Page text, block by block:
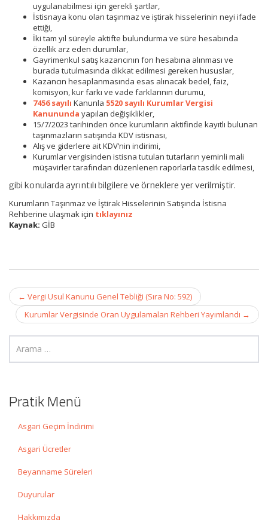
uygulanabilmesi için gerekli şartlar,
İstisnaya konu olan taşınmaz ve iştirak hisselerinin neyi ifade
ettiği,
İki tam yıl süreyle aktifte bulundurma ve süre hesabında
özellik arz eden durumlar,
Gayrimenkul satış kazancının fon hesabına alınması ve
burada tutulmasında dikkat edilmesi gereken hususlar,
Kazancın hesaplanmasında esas alınacak bedel, faiz,
komisyon, kur farkı ve vade farklarının durumu,
7456 sayılı Kanunla 5520 sayılı Kurumlar Vergisi
Kanununda yapılan değişiklikler,
15/7/2023 tarihinden önce kurumların aktifinde kayıtlı bulunan
taşınmazların satışında KDV istisnası,
Alış ve giderlere ait KDV’nin indirimi,
Kurumlar vergisinden istisna tutulan tutarların yeminli mali
müşavirler tarafından düzenlenen raporlarla tasdik edilmesi,
gibi konularda ayrıntılı bilgilere ve örneklere yer verilmiştir.
Kurumların Taşınmaz ve İştirak Hisselerinin Satışında İstisna
Rehberine ulaşmak için tıklayınız
Kaynak: GİB
Post
navigation
← Vergi Usul Kanunu Genel Tebliği (Sıra No: 592)
Kurumlar Vergisinde Oran Uygulamaları Rehberi Yayımlandı →
Pratik Menü
Asgari Geçim İndirimi
Asgari Ücretler
Beyanname Süreleri
Duyurular
Hakkımızda